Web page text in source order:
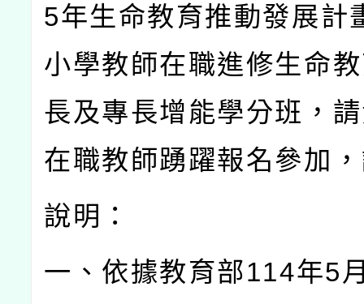
5年生命教育推動發展計
小學教師在職進修生命
長及專長增能學分班，
在職教師踴躍報名參加
說明：
一、依據教育部114年5